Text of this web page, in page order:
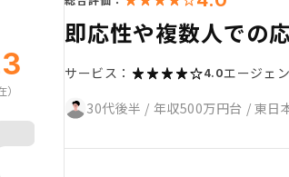
即応性や複数人での
サービス： 4.0エージェ
30代後半 / 年収500万円台 / 東日